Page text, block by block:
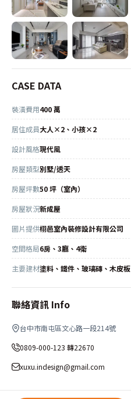
CASE DATA
裝潢費用400 萬
居住成員大人×2、小孩×2
設計風格現代風
房屋類型別墅/透天
房屋坪數50 坪（室內）
房屋狀況新成屋
圖片提供栩邑室內裝修設計有限公司
空間格局6房、3廳、4衛
主要建材塗料、鐵件、玻璃磚、木皮板
聯絡資訊 Info
台中市南屯區文心路一段214號
0809-000-123 轉22670
xuxu.indesign@gmail.com